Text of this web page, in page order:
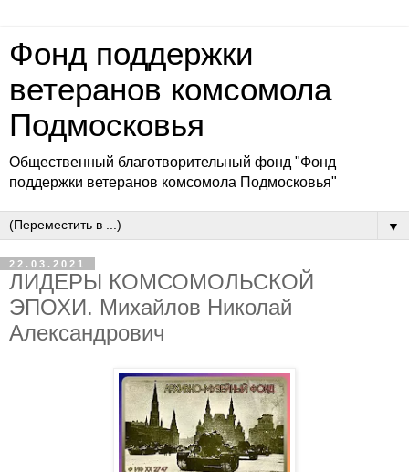
Фонд поддержки
ветеранов комсомола
Подмосковья
Общественный благотворительный фонд "Фонд
поддержки ветеранов комсомола Подмосковья"
▼
22.03.2021
ЛИДЕРЫ КОМСОМОЛЬСКОЙ
ЭПОХИ. Михайлов Николай
Александрович